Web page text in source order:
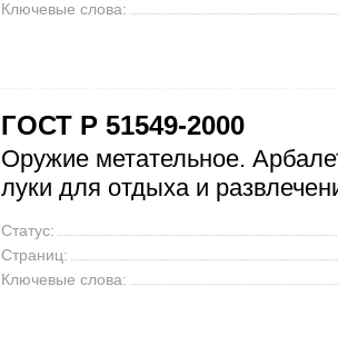
Ключевые слова:
ГОСТ Р 51549-2000
Оружие метательное.
луки для отдыха и
Статус:
Страниц:
Ключевые слова: